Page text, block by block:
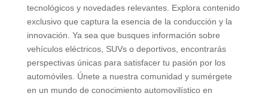
tecnológicos y novedades relevantes. Explora contenido
exclusivo que captura la esencia de la conducción y la
innovación. Ya sea que busques información sobre
vehículos eléctricos, SUVs o deportivos, encontrarás
perspectivas únicas para satisfacer tu pasión por los
automóviles. Únete a nuestra comunidad y sumérgete
en un mundo de conocimiento automovilístico en